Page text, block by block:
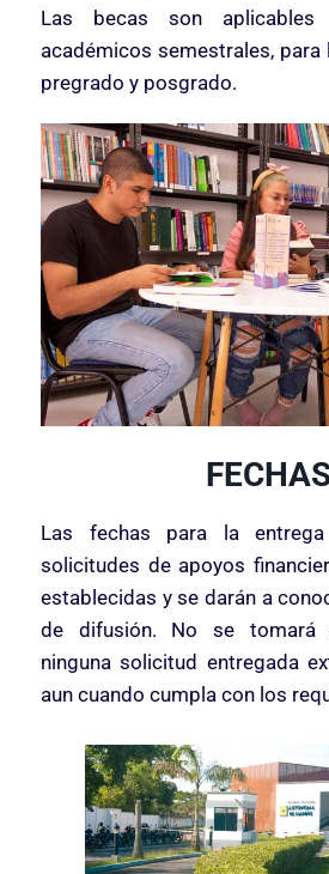
Las becas son
académicos semestrales,
pregrado y posgrado.
Las fechas para la
solicitudes de apoyos
establecidas y se darán a
de difusión. No se tomará
ninguna solicitud entregada
aun cuando cumpla con los